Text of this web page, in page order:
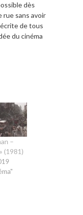
dès
rue sans avoir
de tous
du cinéma
–
(1981)